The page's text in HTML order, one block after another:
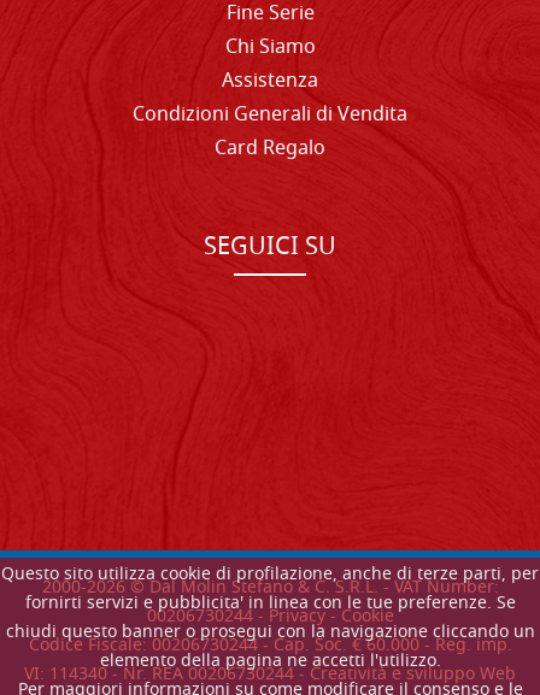
Questo sito utilizza cookie di profilazione, anche di terze parti, per
fornirti servizi e pubblicita' in linea con le tue preferenze. Se
chiudi questo banner o prosegui con la navigazione cliccando un
elemento della pagina ne accetti l'utilizzo.
Fine Serie
Chi Siamo
Assistenza
Condizioni Generali di Vendita
Card Regalo
SEGUICI SU
2000-2026© Dal Molin Stefano & C. S.R.L. - VAT Number:
00206730244 - Privacy-Cookie
Codice Fiscale: 00206730244 - Cap. Soc. € 60.000 - Reg. imp.
VI: 114340 - Nr. REA 00206730244 - Creatività e sviluppo Web